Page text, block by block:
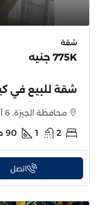
شقة
775K جنيه
شقة للبيع في
محافظة الجيزة, 6 أكتوبر, الشيخ زايد
2
1
90
اتصل